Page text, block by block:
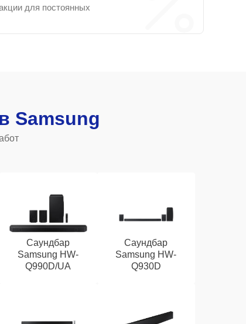
для постоянных
Samsung
Саундбар
Samsung HW-
Q990D/UA
Саундбар
Samsung HW-
Q930D